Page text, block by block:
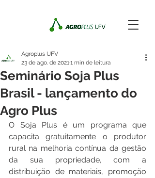
Seminário Soja Plus
Brasil - lançamento do
Agro Plus
Agroplus UFV
23 de ago. de 20211 min de leitura
O Soja Plus é um programa que
capacita gratuitamente o produtor
rural na melhoria contínua da gestão
da sua propriedade, com a
distribuição de materiais, promoção